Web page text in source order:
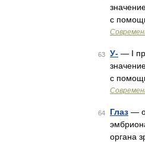
с
63 У- — I
с
64 Глаз —
органа